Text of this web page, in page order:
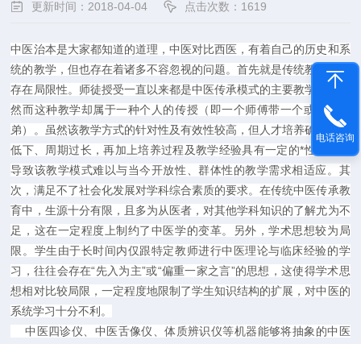
更新时间：2018-04-04 点击次数：1619
中医治本是大家都知道的道理，中医对比西医，有着自己的历史和系
统的教学，但也存在着诸多不容忽视的问题。首先就是传统教学方式
存在局限性。师徒授受一直以来都是中医传承模式的主要教学方式，
然而这种教学却属于一种个人的传授（即一个师傅带一个或多个徒
弟）。虽然该教学方式的针对性及有效性较高，但人才培养确实效率
低下、周期过长，再加上培养过程及教学经验具有一定的*性，这便
导致该教学模式难以与当今开放性、群体性的教学需求相适应。其
次，满足不了社会化发展对学科综合素质的要求。在传统中医传承教
育中，生源十分有限，且多为从医者，对其他学科知识的了解尤为不
足，这在一定程度上制约了中医学的变革。另外，学术思想较为局
限。学生由于长时间内仅跟特定教师进行中医理论与临床经验的学
习，往往会存在“先入为主”或“偏重一家之言”的思想，这使得学术思
想相对比较局限，一定程度地限制了学生知识结构的扩展，对中医的
系统学习十分不利。
中医四诊仪、中医舌像仪、体质辨识仪等机器能够将抽象的中医
电话咨询